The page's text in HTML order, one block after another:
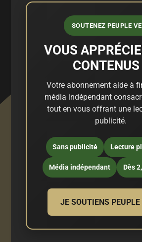
SOUTENEZ PEUPLE
VOUS
CONTENUS
Votre abonnement aide à
média indépendant
tout en vous offrant une
publicité.
Sans publicité Lecture
Média indépendant Dès
JE SOUTIENS PEUPLE